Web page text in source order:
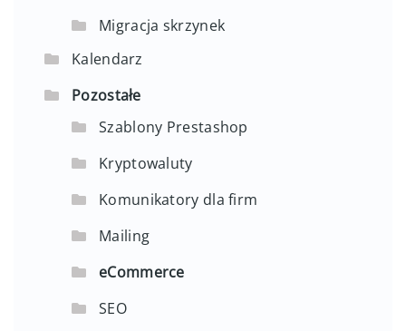
Migracja skrzynek
Kalendarz
Pozostałe
Szablony Prestashop
Kryptowaluty
Komunikatory dla firm
Mailing
eCommerce
SEO